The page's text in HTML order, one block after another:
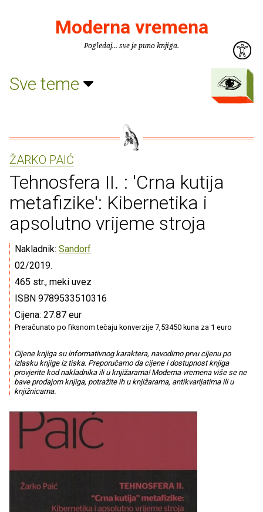
Moderna vremena
Pogledaj... sve je puno knjiga.
Sve teme
ŽARKO PAIĆ
Tehnosfera II. : 'Crna kutija
metafizike': Kibernetika i
apsolutno vrijeme stroja
Nakladnik: Sandorf
02/2019.
465 str., meki uvez
ISBN 9789533510316
Cijena: 27.87 eur
Preračunato po fiksnom tečaju konverzije 7,53450 kuna za 1 euro
Cijene knjiga su informativnog karaktera, navodimo prvu cijenu po
izlasku knjige iz tiska. Preporučamo da cijene i dostupnost knjiga
provjerite kod nakladnika ili u knjižarama! Moderna vremena više se ne
bave prodajom knjiga, potražite ih u knjižarama, antikvarijatima ili u
knjižnicama.